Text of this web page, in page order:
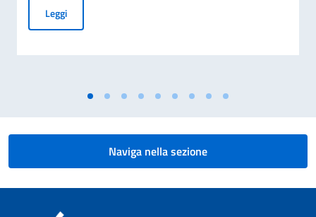
LeggiIncontro conclusivo e presentazione del catalogo della
Naviga nella sezione